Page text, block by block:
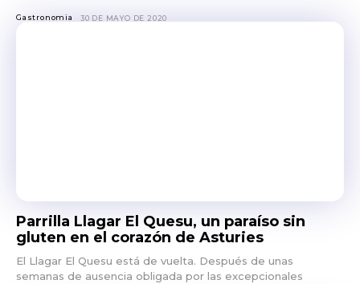
Gastronomia 30 DE MAYO DE 2020
Parrilla Llagar El Quesu, un paraíso sin
gluten en el corazón de Asturies
El Llagar El Quesu está de vuelta. Después de unas
semanas de ausencia obligada por las excepcionales